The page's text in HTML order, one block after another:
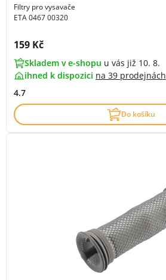
Filtry pro vysavače
ETA 0467 00320
Cena s DPH:
159 Kč
Skladem v e-shopu u vás již 10. 8.
ihned k dispozici na 39 prodejnách
4.7
Do košíku